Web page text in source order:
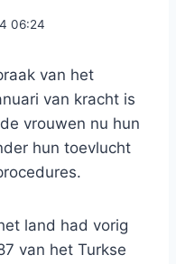
06:24
van het
van kracht is
vrouwen nu hun
hun toevlucht
land had vorig
van het Turkse